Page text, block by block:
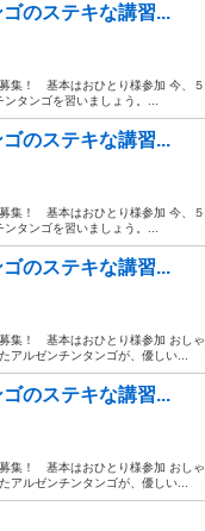
のステキな講習...
集！ 基本はおひとり様参加 今、５
タンゴを習いましょう。...
のステキな講習...
集！ 基本はおひとり様参加 今、５
タンゴを習いましょう。...
のステキな講習...
集！ 基本はおひとり様参加 おしゃ
アルゼンチンタンゴが、優しい...
のステキな講習...
集！ 基本はおひとり様参加 おしゃ
アルゼンチンタンゴが、優しい...